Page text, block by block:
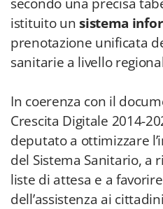
istituito unsistema
prenotazione unificata
sanitarie a livello
In coerenza con il
Crescita Digitale 2014-
deputato a ottimizzare
del Sistema Sanitario, a
liste di attesa e a favorire
dell’assistenza ai